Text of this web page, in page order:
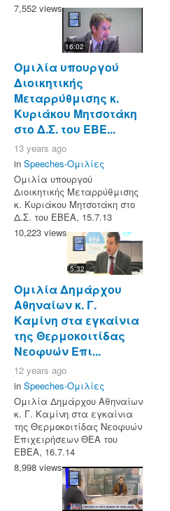
7,552 views
16:02
Ομιλία υπουργού
Διοικητικής
Μεταρρύθμισης κ.
Κυριάκου Μητσοτάκη
στο Δ.Σ. του ΕΒΕ...
13 years ago
in Speeches-Ομιλίες
Ομιλία υπουργού
Διοικητικής Μεταρρύθμισης
κ. Κυριάκου Μητσοτάκη στο
Δ.Σ. του ΕΒΕΑ, 15.7.13
10,223 views
5:32
Ομιλία Δημάρχου
Αθηναίων κ. Γ.
Καμίνη στα εγκαίνια
της Θερμοκοιτίδας
Νεοφυών Επι...
12 years ago
in Speeches-Ομιλίες
Ομιλία Δημάρχου Αθηναίων
κ. Γ. Καμίνη στα εγκαίνια
της Θερμοκοιτίδας Νεοφυών
Επιχειρήσεων ΘΕΑ του
ΕΒΕΑ, 16.7.14
8,998 views